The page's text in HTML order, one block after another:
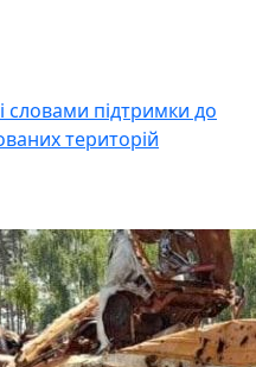
словами підтримки до
територій